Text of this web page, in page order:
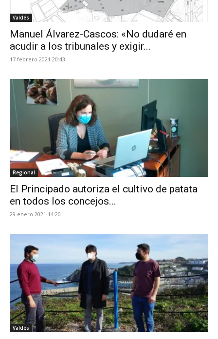
Valdés
Manuel Álvarez-Cascos: «No dudaré en
acudir a los tribunales y exigir...
17 febrero 2021 20:43
Regional
El Principado autoriza el cultivo de patata
en todos los concejos...
29 enero 2021 14:20
Valdés